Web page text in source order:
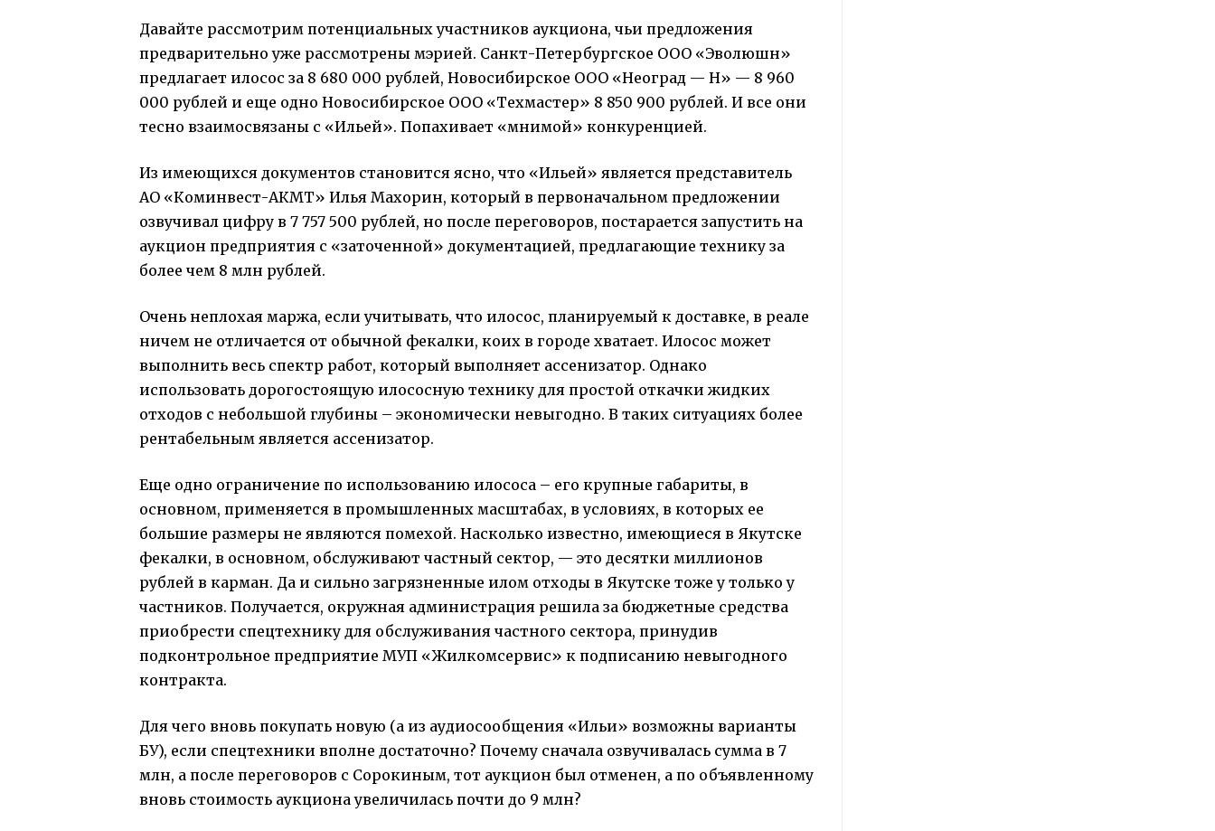
Давайте рассмотрим потенциальных участников аукциона, чьи предложения
предварительно уже рассмотрены мэрией. Санкт-Петербургское ООО «Эволюшн»
предлагает илосос за 8 680 000 рублей, Новосибирское ООО «Неоград — Н» — 8 960
000 рублей и еще одно Новосибирское ООО «Техмастер» 8 850 900 рублей. И все они
тесно взаимосвязаны с «Ильей». Попахивает «мнимой» конкуренцией.
Из имеющихся документов становится ясно, что «Ильей» является представитель
АО «Коминвест-АКМТ» Илья Махорин, который в первоначальном предложении
озвучивал цифру в 7 757 500 рублей, но после переговоров, постарается запустить на
аукцион предприятия с «заточенной» документацией, предлагающие технику за
более чем 8 млн рублей.
Очень неплохая маржа, если учитывать, что илосос, планируемый к доставке, в реале
ничем не отличается от обычной фекалки, коих в городе хватает. Илосос может
выполнить весь спектр работ, который выполняет ассенизатор. Однако
использовать дорогостоящую илососную технику для простой откачки жидких
отходов с небольшой глубины – экономически невыгодно. В таких ситуациях более
рентабельным является ассенизатор.
Еще одно ограничение по использованию илососа – его крупные габариты, в
основном, применяется в промышленных масштабах, в условиях, в которых ее
большие размеры не являются помехой. Насколько известно, имеющиеся в Якутске
фекалки, в основном, обслуживают частный сектор, — это десятки миллионов
рублей в карман. Да и сильно загрязненные илом отходы в Якутске тоже у только у
частников. Получается, окружная администрация решила за бюджетные средства
приобрести спецтехнику для обслуживания частного сектора, принудив
подконтрольное предприятие МУП «Жилкомсервис» к подписанию невыгодного
контракта.
Для чего вновь покупать новую (а из аудиосообщения «Ильи» возможны варианты
БУ), если спецтехники вполне достаточно? Почему сначала озвучивалась сумма в 7
млн, а после переговоров с Сорокиным, тот аукцион был отменен, а по объявленному
вновь стоимость аукциона увеличилась почти до 9 млн?